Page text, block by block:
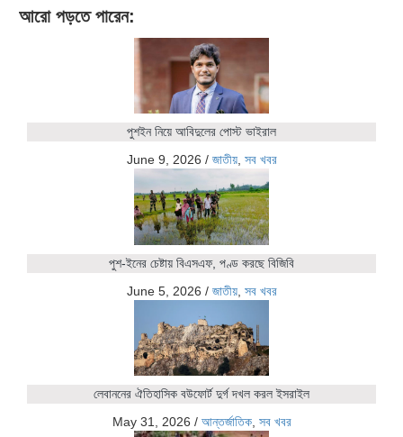
আরো পড়তে পারেন:
পুশইন নিয়ে আবিদুলের পোস্ট ভাইরাল
June 9, 2026 / জাতীয়, সব খবর
পুশ-ইনের চেষ্টায় বিএসএফ, পণ্ড করছে বিজিবি
June 5, 2026 / জাতীয়, সব খবর
লেবাননের ঐতিহাসিক বউফোর্ট দুর্গ দখল করল ইসরাইল
May 31, 2026 / আন্তর্জাতিক, সব খবর